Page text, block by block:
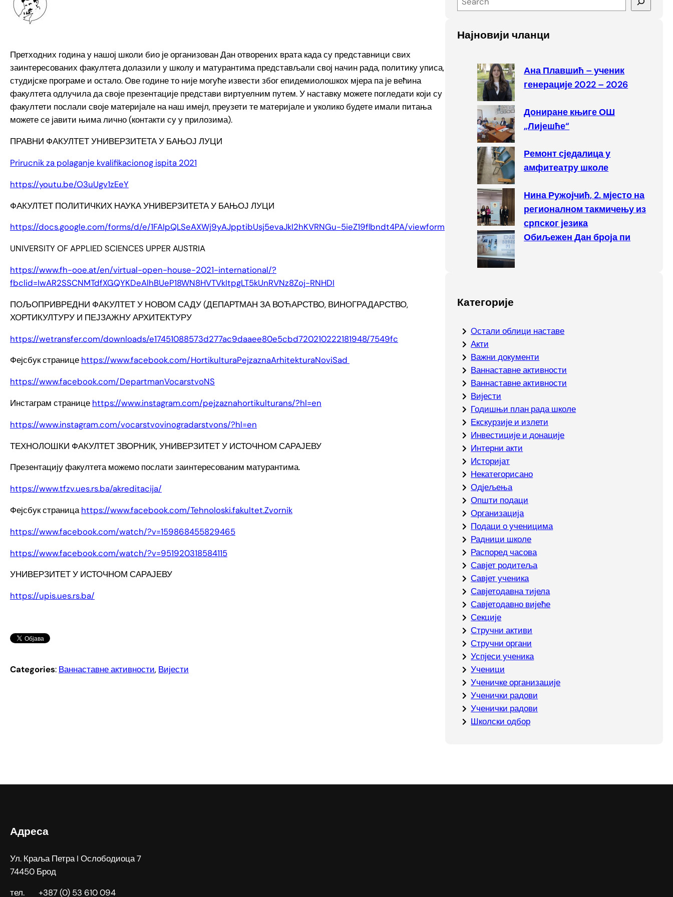
Претходних година у нашој школи био је организован Дан отворених врата када су представници свих
заинтересованих факултета долазили у школу и матурантима представљали свој начин рада, политику уписа,
студијске програме и остало. Ове године то није могуће извести због епидемиолошкох мјера па је већина
факултета одлучила да своје презентације представи виртуелним путем. У наставку можете погледати који су
факултети послали своје материјале на наш имејл, преузети те материјале и уколико будете имали питања
можете се јавити њима лично (контакти су у прилозима).
ПРАВНИ ФАКУЛТЕТ УНИВЕРЗИТЕТА У БАЊОЈ ЛУЦИ
Prirucnik za polaganje kvalifikacionog ispita 2021
https://youtu.be/O3uUgv1zEeY
ФАКУЛТЕТ ПОЛИТИЧКИХ НАУКА УНИВЕРЗИТЕТА У БАЊОЈ ЛУЦИ
https://docs.google.com/forms/d/e/1FAIpQLSeAXWj9yAJpptibUsj5evaJkI2hKVRNGu-5ieZ19flbndt4PA/viewform
UNIVERSITY OF APPLIED SCIENCES UPPER AUSTRIA
https://www.fh-ooe.at/en/virtual-open-house-2021-international/?
fbclid=IwAR2SSCNMTdfXGQYKDeAlhBUeP18WN8HVTVkItpgLT5kUnRVNz8Zoj-RNHDI
ПОЉОПРИВРЕДНИ ФАКУЛТЕТ У НОВОМ САДУ (ДЕПАРТМАН ЗА ВОЋАРСТВО, ВИНОГРАДАРСТВО,
ХОРТИКУЛТУРУ И ПЕЈЗАЖНУ АРХИТЕКТУРУ
https://wetransfer.com/downloads/e17451088573d277ac9daaee80e5cbd720210222181948/7549fc
Фејсбук странице https://www.facebook.com/HortikulturaPejzaznaArhitekturaNoviSad
https://www.facebook.com/DepartmanVocarstvoNS
Инстаграм странице https://www.instagram.com/pejzaznahortikulturans/?hl=en
https://www.instagram.com/vocarstvovinogradarstvons/?hl=en
ТЕХНОЛОШКИ ФАКУЛТЕТ ЗВОРНИК, УНИВЕРЗИТЕТ У ИСТОЧНОМ САРАЈЕВУ
Презентацију факултета можемо послати заинтересованим матурантима.
https://www.tfzv.ues.rs.ba/akreditacija/
Фејсбук страницаhttps://www.facebook.com/Tehnoloski.fakultet.Zvornik
https://www.facebook.com/watch/?v=159868455829465
https://www.facebook.com/watch/?v=951920318584115
УНИВЕРЗИТЕТ У ИСТОЧНОМ САРАЈЕВУ
https://upis.ues.rs.ba/
Categories: Ваннаставне активности, Вијести
e
r
Најновији чланци
Ана Плавшић – ученик
генерације 2022 – 2026
Дониране књиге ОШ
„Лијешће“
Ремонт сједалица у
амфитеатру школе
Нина Ружојчић, 2. мјесто на
регионалном такмичењу из
српског језика
Обиљежен Дан броја пи
Категорије
Oстали облици наставе
Акти
Важни документи
Ваннаставне активности
Ваннаставне активности
Вијести
Годишњи план рада школе
Екскурзије и излети
Инвестиције и донације
Интерни акти
Историјат
Некатегорисано
Одјељења
Општи подаци
Организација
Подаци о ученицима
Радници школе
Распоред часова
Савјет родитеља
Савјет ученика
Савјетодавна тијела
Савјетодавно вијеће
Секције
Стручни активи
Стручни органи
Успјеси ученика
Ученици
Ученичке организације
Ученички радови
Ученички радови
Школски одбор
Адреса
Ул. Краља Петра I Ослободиоца 7
74450 Брод
тел. +387 (0) 53 610 094